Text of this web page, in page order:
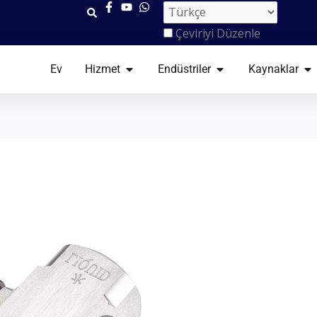
Çeviriyi Düzenle
Ev Hizmet AÇIK HIZMET
Endüstriler AÇIK ENDÜSTRILER
Kaynaklar